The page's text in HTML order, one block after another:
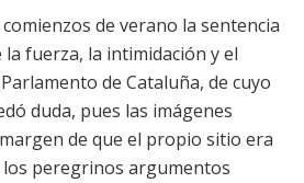
de verano la sentencia
la fuerza, la intimidación y el
de Cataluña, de cuyo
duda, pues las imágenes
de que el propio sitio era
peregrinos argumentos